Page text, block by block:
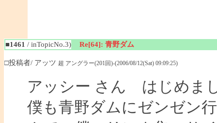
■1461 / inTopicNo.3) Re[64]: 青野ダム
□投稿者/ アッツ 超 アングラー(201回)-(2006/08/12(Sat) 09:09:25)
アッシー さん はじめ
僕も青野ダムにゼンゼン